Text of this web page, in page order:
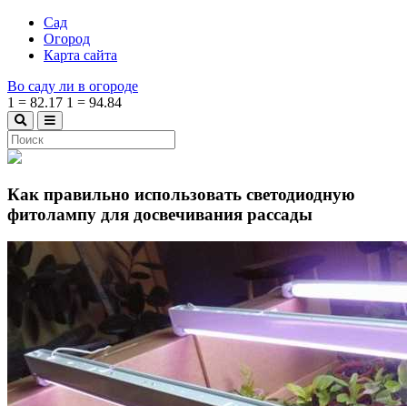
Сад
Огород
Карта сайта
Во саду ли в огороде
1 = 82.17 1 = 94.84
Как правильно использовать светодиодную
фитолампу для досвечивания рассады